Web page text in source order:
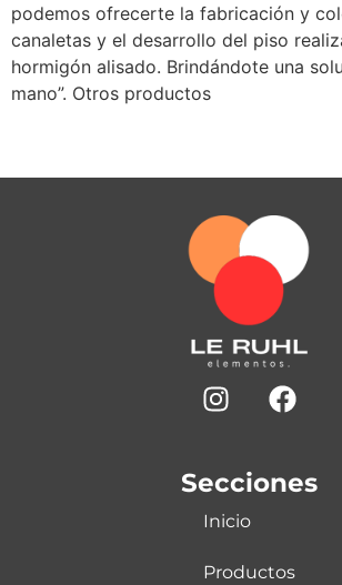
podemos ofrecerte la fabricación y
canaletas y el desarrollo del piso
hormigón alisado. Brindándote una
mano”. Otros productos
Secciones
Inicio
Productos